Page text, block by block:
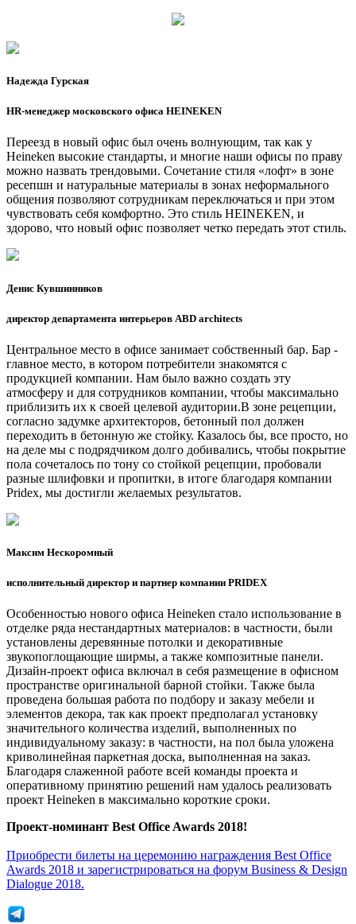
Надежда Гурская
HR-менеджер московского офиса HEINEKEN
Переезд в новый офис был очень волнующим, так как у
Heineken высокие стандарты, и многие наши офисы по праву
можно назвать трендовыми. Сочетание стиля «лофт» в зоне
ресепшн и натуральные материалы в зонах неформального
общения позволяют сотрудникам переключаться и при этом
чувствовать себя комфортно. Это стиль HEINEKEN, и
здорово, что новый офис позволяет четко передать этот стиль.
Денис Кувшинников
директор департамента интерьеров ABD architects
Центральное место в офисе занимает собственный бар. Бар -
главное место, в котором потребители знакомятся с
продукцией компании. Нам было важно создать эту
атмосферу и для сотрудников компании, чтобы максимально
приблизить их к своей целевой аудитории.В зоне рецепции,
согласно задумке архитекторов, бетонный пол должен
переходить в бетонную же стойку. Казалось бы, все просто, но
на деле мы с подрядчиком долго добивались, чтобы покрытие
пола сочеталось по тону со стойкой рецепции, пробовали
разные шлифовки и пропитки, в итоге благодаря компании
Pridex, мы достигли желаемых результатов.
Максим Нескоромный
исполнительный директор и партнер компании PRIDEX
Особенностью нового офиса Heineken стало использование в
отделке ряда нестандартных материалов: в частности, были
установлены деревянные потолки и декоративные
звукопоглощающие ширмы, а также композитные панели.
Дизайн-проект офиса включал в себя размещение в офисном
пространстве оригинальной барной стойки. Также была
проведена большая работа по подбору и заказу мебели и
элементов декора, так как проект предполагал установку
значительного количества изделий, выполненных по
индивидуальному заказу: в частности, на пол была уложена
криволинейная паркетная доска, выполненная на заказ.
Благодаря слаженной работе всей команды проекта и
оперативному принятию решений нам удалось реализовать
проект Heineken в максимально короткие сроки.
Проект-номинант Best Office Awards 2018!
Приобрести билеты на церемонию награждения Best Office
Awards 2018 и зарегистрироваться на форум Business & Design
Dialogue 2018.